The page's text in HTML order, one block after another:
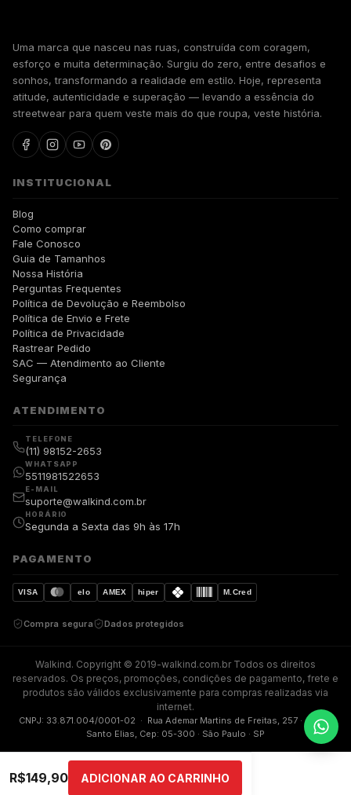
Uma marca que nasceu nas ruas, construída com coragem,
esforço e muita determinação. Surgiu do zero, entre desafios e
sonhos, transformando a realidade em estilo. Hoje, representa
atitude, autenticidade e superação — levando a essência do
streetwear para quem veste mais do que roupa, veste história.
INSTITUCIONAL
Blog
Como comprar
Fale Conosco
Guia de Tamanhos
Nossa História
Perguntas Frequentes
Política de Devolução e Reembolso
Política de Envio e Frete
Política de Privacidade
Rastrear Pedido
SAC — Atendimento ao Cliente
Segurança
ATENDIMENTO
TELEFONE
(11) 98152-2653
WHATSAPP
5511981522653
E-MAIL
suporte@walkind.com.br
HORÁRIO
Segunda a Sexta das 9h às 17h
PAGAMENTO
VISA elo AMEX hiper M.Cred
Compra segura Dados protegidos
Walkind. Copyright © 2019-walkind.com.br Todos os direitos
reservados. Os preços, promoções, condições de pagamento, frete e
produtos são válidos exclusivamente para compras realizadas via
internet.
CNPJ: 33.871.004/0001-02 · Rua Ademar Martins de Freitas, 257 · Jardim
Santo Elias, Cep: 05-300 · São Paulo · SP
R$149,90 ADICIONAR AO CARRINHO